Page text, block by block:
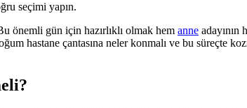
seçimi yapın.
önemli gün için hazırlıklı olmak hem anne adayının
hastane çantasına neler konmalı ve bu süreçte